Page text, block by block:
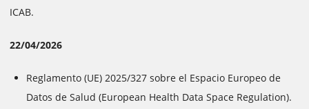
ICAB.
22/04/2026
Reglamento (UE) 2025/327 sobre el Espacio Europeo de
Datos de Salud (European Health Data Space Regulation).